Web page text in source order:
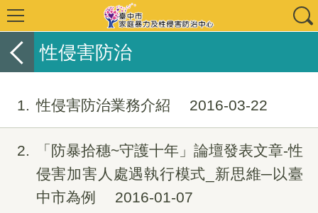
性侵害防治
1 性侵害防治業務介紹 2016-03-22
2
「防暴拾穗~守護十年」論壇發表文章-性
侵害加害人處遇執行模式_新思維─以臺
中市為例
2016-01-07